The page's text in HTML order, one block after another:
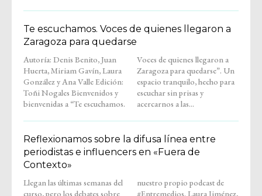
Te escuchamos. Voces de quienes llegaron a
Zaragoza para quedarse
Autoría: Denis Benito, Juan
Huerta, Miriam Gavín, Laura
González y Ana Valle Edición:
Toñi Nogales Bienvenidos y
bienvenidas a “Te escuchamos.
Voces de quienes llegaron a
Zaragoza para quedarse”. Un
espacio tranquilo, hecho para
escuchar sin prisas y
acercarnos a las...
Reflexionamos sobre la difusa línea entre
periodistas e influencers en «Fuera de
Contexto»
Llegan las últimas semanas del
curso, pero los debates sobre
nuestro propio podcast de
#Entremedios. Laura Jiménez,